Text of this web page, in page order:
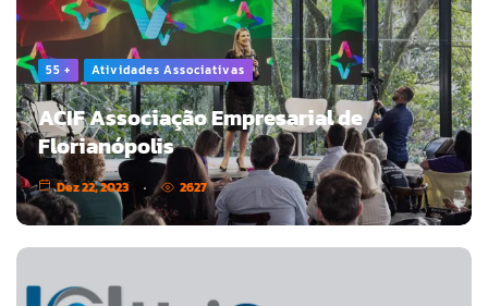
55 + Atividades Associativas
ACIF Associação Empresarial de
Florianópolis
Dez 22, 2023 2627